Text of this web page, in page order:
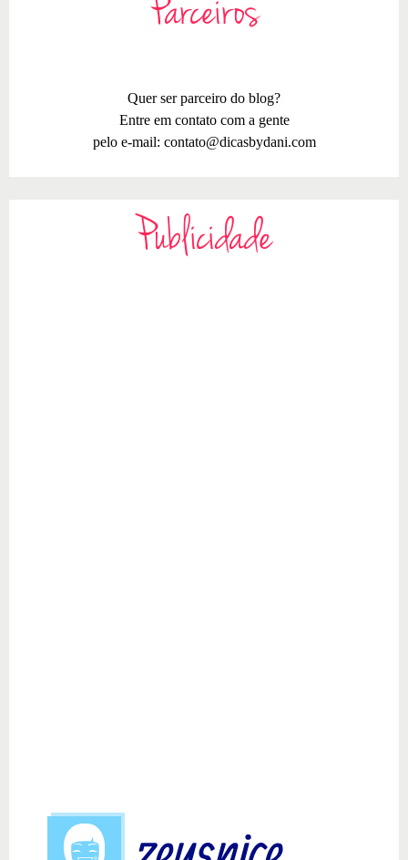
Parceiros
Quer ser parceiro do blog?
Entre em contato com a gente
pelo e-mail: contato@dicasbydani.com
Publicidade